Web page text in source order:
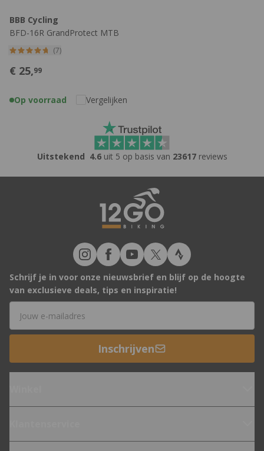
BBB Cycling
BFD-16R GrandProtect MTB
Achterspatbord
(7)
€ 25,99
Op voorraad Vergelijken
Uitstekend 4.6uit 5 op basis van 23617reviews
Schrijf je in voor onze nieuwsbrief en blijf op de hoogte
van exclusieve deals, tips en inspiratie!
Inschrijven